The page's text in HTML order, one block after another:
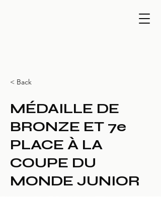
< Back
MÉDAILLE DE
BRONZE ET 7e
PLACE À LA
COUPE DU
MONDE JUNIOR